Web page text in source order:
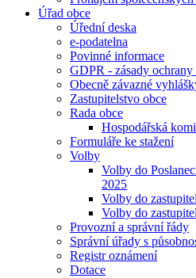
Úřad obce
Úřední deska
e-podatelna
Povinné informace
GDPR - zásady ochrany
Obecně závazné
Zastupitelstvo obce
Rada obce
Hospodářská
Formuláře ke stažení
Volby
Volby do
2025
Volby do
Volby do
Provozní a správní řády
Správní úřady s
Registr oznámení
Dotace